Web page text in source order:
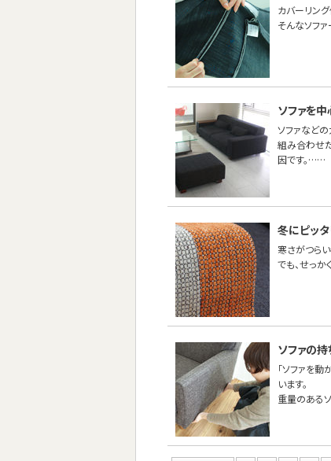
カバーリン
そんなソフ
ソファを
ソファなど
組み合わせ
因です。……
冬にピッタ
寒さがつら
でも、せっ
ソファの
「ソファを
います。
重量のある